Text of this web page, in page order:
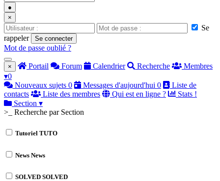
●
×
Se
rappeler
Se connecter
Mot de passe oublié ?
× Portail Forum Calendrier Recherche
Membres
▾0
Nouveaux sujets 0 Messages d'aujourd'hui 0
Liste de
contacts
Liste des membres Qui est en ligne ?
Stats !
Section ▾
>_ Recherche par Section
Tutoriel TUTO
News News
SOLVED SOLVED